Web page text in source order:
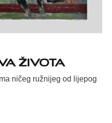
života
ničeg ružnijeg od lijepog